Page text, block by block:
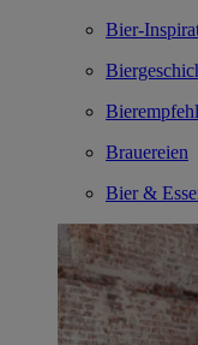
Bier-
Brauereien
Bier &